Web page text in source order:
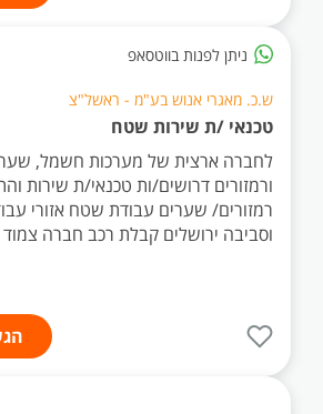
ניתן לפנות בווטסאפ
ש.כ. מאגרי אנוש בע"מ - ראשל"צ
טכנאי /ת שירות שטח
לחברה ארצית של מערכות חשמל,
ורמזורים דרושים/ות טכנאי/ת שירות
רמזורים/ שערים עבודת שטח אזורי
וסביבה ירושלים קבלת רכב חברה צמוד